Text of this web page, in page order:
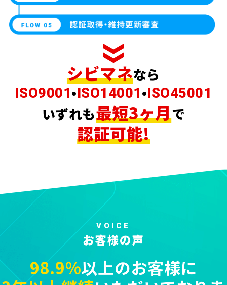
シビマネなら
ISO9001•ISO14001•ISO45001
いずれも最短3ヶ月で
認証可能!
VOICE
お客様の声
98.9%以上のお客様に